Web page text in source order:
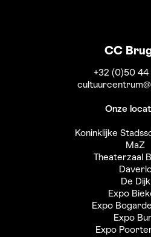
CC
+32 (0)50
Onze
Koninklijke
MaZ
Theaterzaal
De Dijk
Expo
Expo
Expo
Expo